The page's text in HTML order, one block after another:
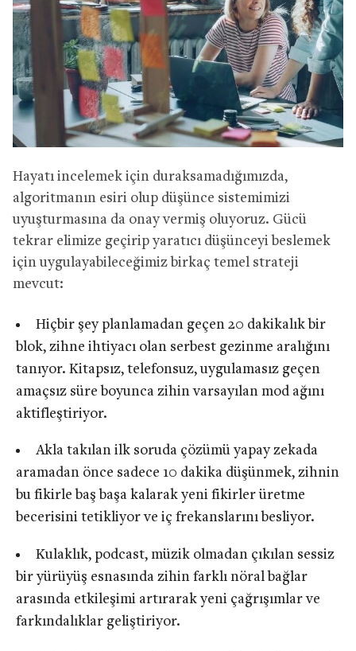
Hayatı incelemek için duraksamadığımızda,
algoritmanın esiri olup düşünce sistemimizi
uyuşturmasına da onay vermiş oluyoruz. Gücü
tekrar elimize geçirip yaratıcı düşünceyi beslemek
için uygulayabileceğimiz birkaç temel strateji
mevcut:
Hiçbir şey planlamadan geçen 20 dakikalık bir
blok, zihne ihtiyacı olan serbest gezinme aralığını
tanıyor. Kitapsız, telefonsuz, uygulamasız geçen
amaçsız süre boyunca zihin varsayılan mod ağını
aktifleştiriyor.
Akla takılan ilk soruda çözümü yapay zekada
aramadan önce sadece 10 dakika düşünmek, zihnin
bu fikirle baş başa kalarak yeni fikirler üretme
becerisini tetikliyor ve iç frekanslarını besliyor.
Kulaklık, podcast, müzik olmadan çıkılan sessiz
bir yürüyüş esnasında zihin farklı nöral bağlar
arasında etkileşimi artırarak yeni çağrışımlar ve
farkındalıklar geliştiriyor.